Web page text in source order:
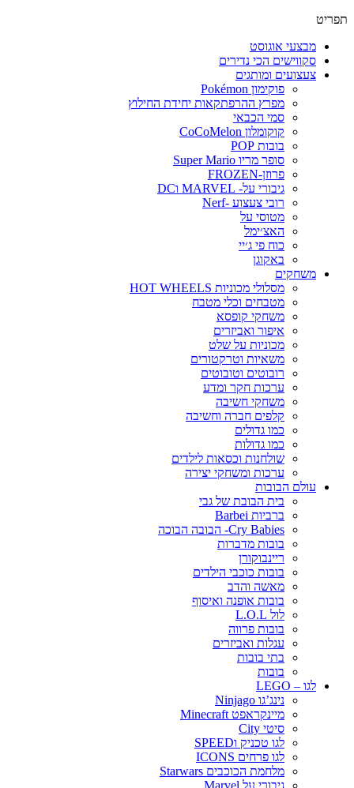
תפריט
מבצעי אוגוסט
סקווישים הכי נדירים
צעצועים ומותגים
פוקימון Pokémon
מפרץ ההרפתקאות יחידת החילוץ
סמי הכבאי
קוקומלון CoCoMelon
בובות POP
סופר מריו Super Mario
פרוזן-FROZEN
גיבורי על- MARVEL וDC
רובי צעצוע -Nerf
מטוסי על
האצ׳ימל
כוח פי ג׳יי
באקוגן
משחקים
מסלולי מכוניות HOT WHEELS
מטבחים וכלי מטבח
משחקי קופסא
איפור ואביזרים
מכוניות על שלט
משאיות וטרקטורים
רובוטים וטובוטים
ערכות חקר ומדע
משחקי חשיבה
קלפים חברה וחשיבה
כמו גדולים
כמו גדולות
שולחנות וכסאות לילדים
ערכות ומשחקי יצירה
עולם הבובות
בית הבובת של גבי
ברביות Barbei
Cry Babies- הבובה הבוכה
בובות מדברות
ריינבוקורן
בובות כוכבי הילדים
מאשה והדב
בובות אופנה ואיסוף
לול L.O.L
בובות פרווה
עגלות ואביזרים
בתי בובות
בובות
לגו – LEGO
נינג’גו Ninjago
מיינקראפט Minecraft
סיטי City
לגו טכניק וSPEED
לגו פרחים ICONS
מלחמת הכוכבים Starwars
גיבורי על Marvel